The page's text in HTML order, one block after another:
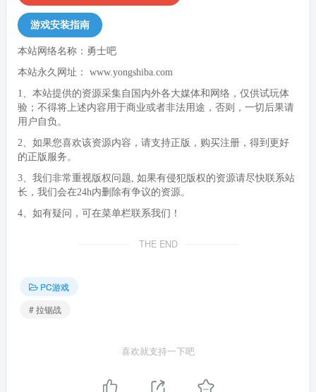
游戏安装指南
本站网络名称：勇士吧
本站永久网址： www.yongshiba.com
1、本站提供的资源采集自国内外各大媒体和网络，仅供试玩体
验；不得将上述内容用于商业或者非法用途，否则，一切后果请
用户自负。
2、如果您喜欢该资源内容，请支持正版，购买注册，得到更好
的正版服务。
3、我们非常重视版权问题, 如果有侵犯版权的资源请尽快联系站
长，我们会在24h内删除有争议的资源。
4、如有疑问，可在菜单栏联系我们！
THE END
PC游戏
# 拉锯战
喜欢就支持一下吧